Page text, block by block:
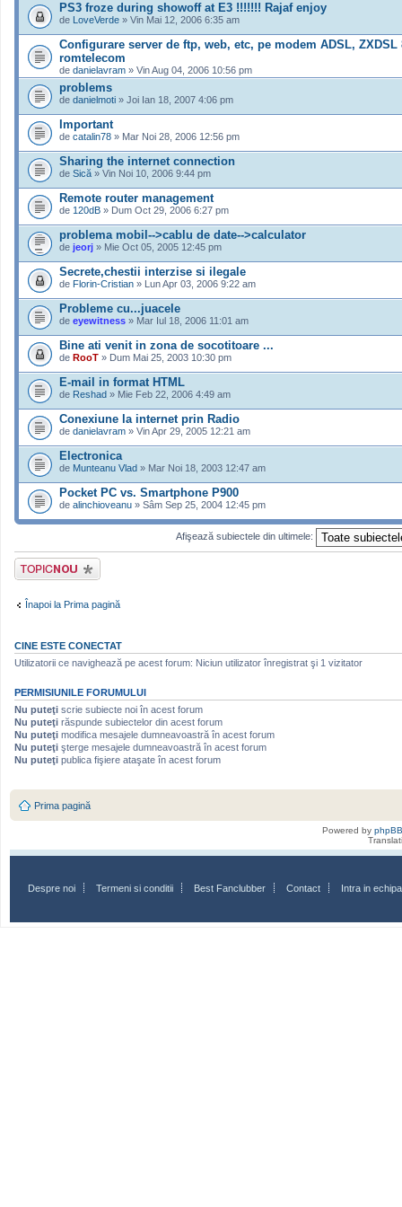
PS3 froze during showoff at E3 !!!!!!! Rajaf enjoy
de LoveVerde » Vin Mai 12, 2006 6:35 am
Configurare server de ftp, web, etc, pe modem ADSL, ZXDSL
romtelecom
de danielavram » Vin Aug 04, 2006 10:56 pm
problems
de danielmoti » Joi Ian 18, 2007 4:06 pm
Important
de catalin78 » Mar Noi 28, 2006 12:56 pm
Sharing the internet connection
de Sică » Vin Noi 10, 2006 9:44 pm
Remote router management
de 120dB » Dum Oct 29, 2006 6:27 pm
problema mobil-->cablu de date-->calculator
de jeorj » Mie Oct 05, 2005 12:45 pm
Secrete,chestii interzise si ilegale
de Florin-Cristian » Lun Apr 03, 2006 9:22 am
Probleme cu...juacele
de eyewitness » Mar Iul 18, 2006 11:01 am
Bine ati venit in zona de socotitoare ...
de RooT » Dum Mai 25, 2003 10:30 pm
E-mail in format HTML
de Reshad » Mie Feb 22, 2006 4:49 am
Conexiune la internet prin Radio
de danielavram » Vin Apr 29, 2005 12:21 am
Electronica
de Munteanu Vlad » Mar Noi 18, 2003 12:47 am
Pocket PC vs. Smartphone P900
de alinchioveanu » Sâm Sep 25, 2004 12:45 pm
Afişează subiectele din ultimele:
Scrie un subiect
nou
Înapoi la Prima pagină
CINE ESTE CONECTAT
Utilizatorii ce navighează pe acest forum: Niciun utilizator înregistrat şi 1 vizitator
PERMISIUNILE FORUMULUI
Nu puteţi scrie subiecte noi în acest forum
Nu puteţi răspunde subiectelor din acest forum
Nu puteţi modifica mesajele dumneavoastră în acest forum
Nu puteţi şterge mesajele dumneavoastră în acest forum
Nu puteţi publica fişiere ataşate în acest forum
Prima pagină
Powered by phpBB
Despre noi Termeni si conditii Best Fanclubber Contact Intra in